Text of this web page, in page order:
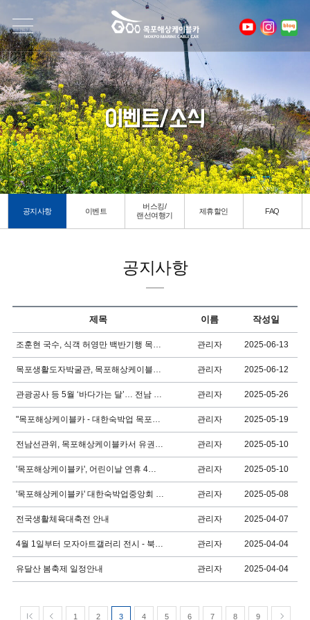
이벤트/소식
공지사항 이벤트
버스킹/
랜선여행기
제휴할인 FAQ
공지사항
제목 이름 작성일
조훈현 국수, 식객 허영만 백반기행 목포해상케이블카 방문 관리자 2025-06-13
목포생활도자박굴관, 목포해상케이블카에서 도자기 특별전시전 기획 관리자 2025-06-12
관광공사 등 5월 ‘바다가는 달’… 전남 해양 여행, 목포해상케이블카 관리자 2025-05-26
"목포해상케이블카 - 대한숙박업 목포시지부" 가맹점 소개 관리자 2025-05-19
전남선관위, 목포해상케이블카서 유권자 만나다 관리자 2025-05-10
'목포해상케이블카', 어린이날 연휴 4만 명 찾아 관리자 2025-05-10
'목포해상케이블카' 대한숙박업중앙회 목포시 지부와 제휴협약 체결 관리자 2025-05-08
전국생활체육대축전 안내 관리자 2025-04-07
4월 1일부터 모자아트갤러리 전시 - 북항승강장 2층 하차장 관리자 2025-04-04
유달산 봄축제 일정안내 관리자 2025-04-04
1 2 3 4 5 6 7 8 9